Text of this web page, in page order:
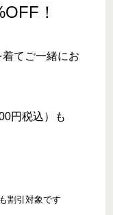
！
てご一緒にお
円税込）も
割引対象です